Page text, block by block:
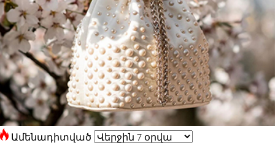
Ամենադիտված